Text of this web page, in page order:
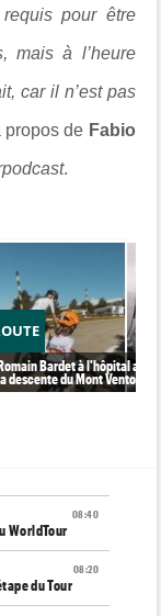
pour être
mais à l’heure
car il n’est pas
propos de Fabio
.
Bardet à l'hôpital
descente du Mont Ventoux
08:40
WorldTour
08:20
du Tour